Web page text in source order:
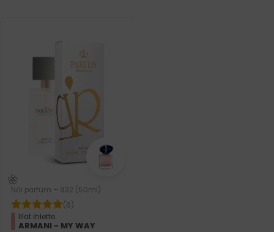
Női parfüm – 932 (50ml)
(8)
Illat ihlette:
ARMANI - MY WAY